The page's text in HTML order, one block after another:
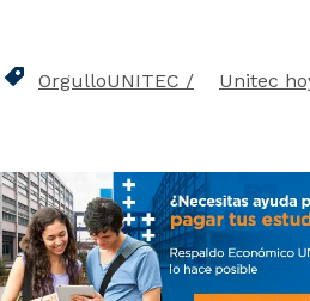
OrgulloUNITEC Unitec